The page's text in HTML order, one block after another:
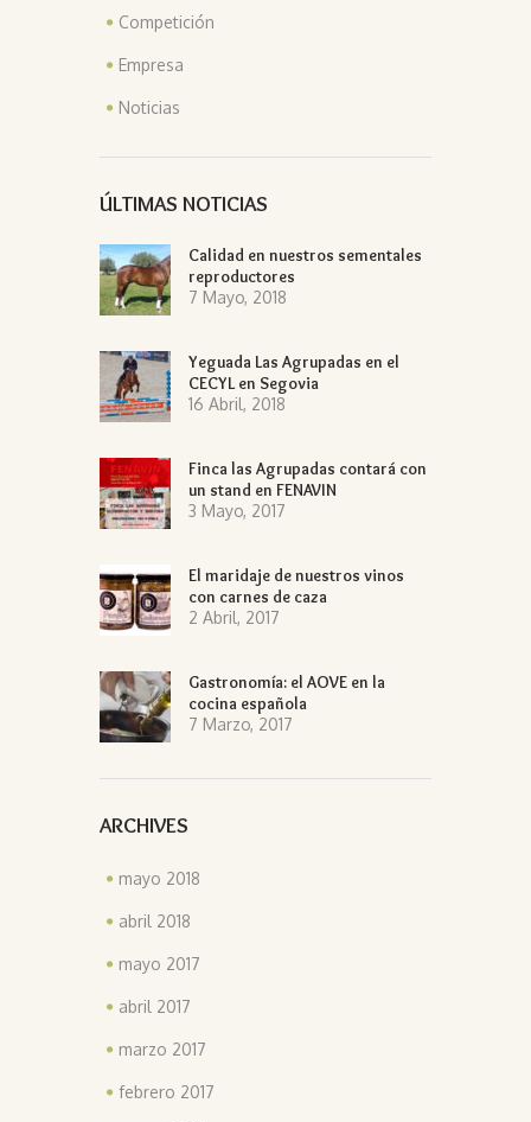
Competición
Empresa
Noticias
ÚLTIMAS NOTICIAS
Calidad en nuestros sementales
reproductores
7 Mayo, 2018
Yeguada Las Agrupadas en el
CECYL en Segovia
16 Abril, 2018
Finca las Agrupadas contará con
un stand en FENAVIN
3 Mayo, 2017
El maridaje de nuestros vinos
con carnes de caza
2 Abril, 2017
Gastronomía: el AOVE en la
cocina española
7 Marzo, 2017
ARCHIVES
mayo 2018
abril 2018
mayo 2017
abril 2017
marzo 2017
febrero 2017